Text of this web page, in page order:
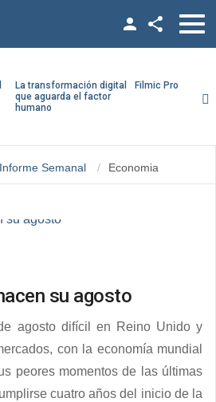
YouTube
LinkedIn
La transformación digital
que aguarda el factor
humano
Filmic Pro paso a
Informe Semanal Economia
su agosto
agosto difícil en Reino Unido y
con la economía mundial
peores momentos de las últimas
cuatro años del inicio de la